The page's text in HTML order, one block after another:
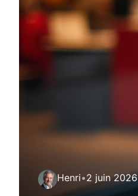
Henri•2 juin 2026